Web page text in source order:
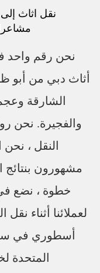
نقل اثاث
نحن رقم واحد
أثاث دبي من أبو
الشارقة
والفجيرة. نحن
النقل ،
مشهورون بنتائج
خطوة ، نضع في
لعملائنا أثناء
أسطوري في
المتحدة